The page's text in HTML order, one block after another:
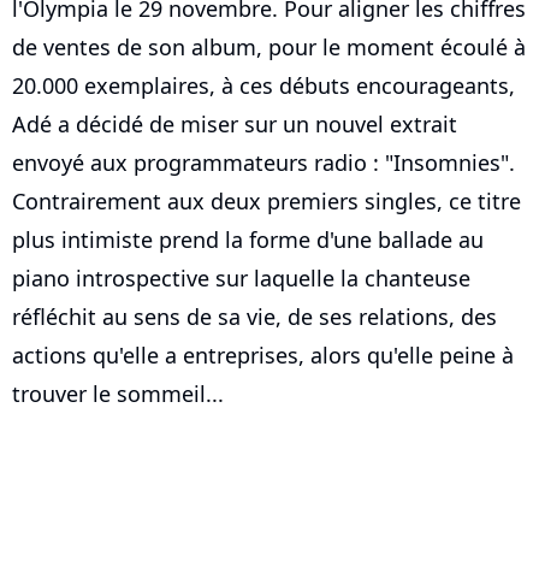
l'Olympia le 29 novembre. Pour aligner les chiffres
de ventes de son album, pour le moment écoulé à
20.000 exemplaires, à ces débuts encourageants,
Adé a décidé de miser sur un nouvel extrait
envoyé aux programmateurs radio : "Insomnies".
Contrairement aux deux premiers singles, ce titre
plus intimiste prend la forme d'une ballade au
piano introspective sur laquelle la chanteuse
réfléchit au sens de sa vie, de ses relations, des
actions qu'elle a entreprises, alors qu'elle peine à
trouver le sommeil...